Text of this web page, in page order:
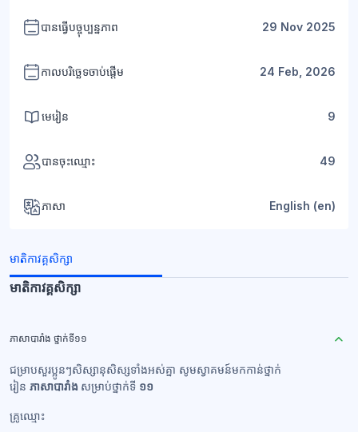
បានធ្វើបច្ចុប្បន្នភាព 29 Nov 2025
កាលបរិច្ឆេទចាប់ផ្តើម 24 Feb, 2026
មេរៀន 9
បានចុះឈ្មោះ 49
ភាសា English ‎(en)‎
មាតិកាវគ្គសិក្សា
មាតិកាវគ្គសិក្សា
ភាសាបារាំង ថ្នាក់ទី១១
ជម្រាបសួរប្អូនៗសិស្សានុសិស្សទាំងអស់គ្នា សូមស្វាគមន៍មកកាន់ថ្នាក់
រៀន ភាសាបារាំង សម្រាប់ថ្នាក់ទី ១១
គ្រូឈ្មោះ